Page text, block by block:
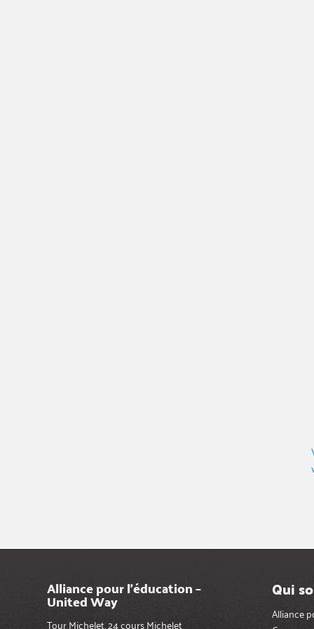
Alliance pour l’éducation –
United Way
Tour Michelet, 24 cours Michelet
Qui
Alliance